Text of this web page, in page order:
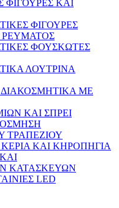
ΦΙΓΟΥΡΕΣ ΚΑΙ
ΦΙΓΟΥΡΕΣ
ΡΕΥΜΑΤΟΣ
ΦΟΥΣΚΩΤΕΣ
ΛΟΥΤΡΙΝΑ
ΔΙΑΚΟΣΜΗΤΙΚΑ ΜΕ
ΚΑΙ ΣΠΡΕΙ
ΤΡΑΠΕΖΙΟΥ
ΚΑΙ ΚΗΡΟΠΗΓΙΑ
ΚΑΤΑΣΚΕΥΩΝ
LED